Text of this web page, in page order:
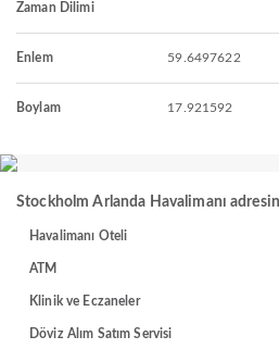
Zaman Dilimi
Enlem 59.6497622
Boylam 17.921592
Stockholm Arlanda Havalimanı
Havalimanı Oteli
ATM
Klinik ve Eczaneler
Döviz Alım Satım Servisi